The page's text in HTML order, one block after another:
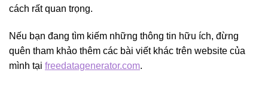
cách rất quan trọng.
Nếu bạn đang tìm kiếm những thông tin hữu ích, đừng
quên tham khảo thêm các bài viết khác trên website của
mình tại freedatagenerator.com.